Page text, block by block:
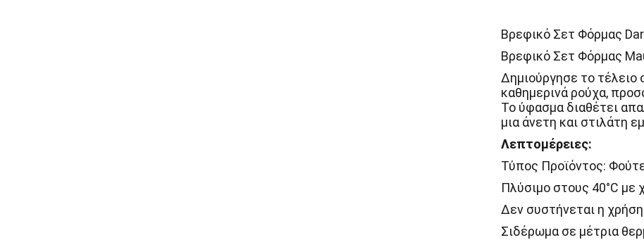
Forest
Dinosaur
|
Name
it
ποσότητα
Βρεφικό Σετ Φόρμας
Βρεφικό Σετ Φόρμας
Δημιούργησε το τέλειο
καθημερινά ρούχα,
Το ύφασμα διαθέτει
μια άνετη και στιλάτη
Λεπτομέρειες:
Τύπος Προϊόντος:
Πλύσιμο στους 40°C με
Δεν συστήνεται η
Σιδέρωμα σε μέτρια